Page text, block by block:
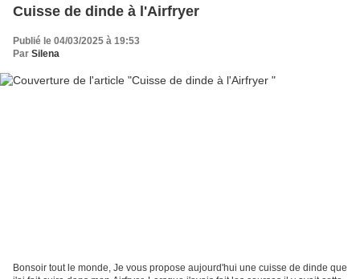
Cuisse de dinde à l'Airfryer
Publié le 04/03/2025 à 19:53
Par Silena
Bonsoir tout le monde, Je vous propose aujourd'hui une cuisse de dinde que